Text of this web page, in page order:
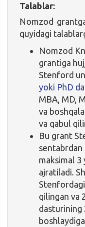
Talablar:
Nomzod
quyidagi
Nomzod
grantiga
Stenford
yoki PhD
MBA, MD,
va
va qabul
Bu grant
sentabrdan
maksimal 3
ajratiladi.
qilingan va
dasturining